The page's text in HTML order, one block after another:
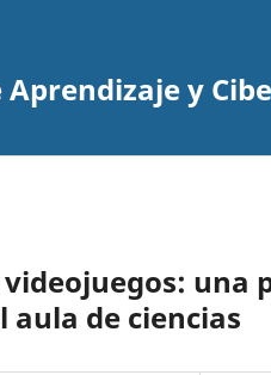
y
una
de ciencias